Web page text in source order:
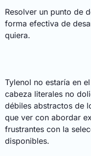
Resolver un punto de
forma efectiva de
quiera.
Tylenol no estaría en
cabeza literales no
débiles abstractos de
que ver con abordar
frustrantes con la
disponibles.